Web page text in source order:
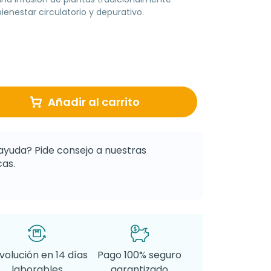
circulatorio y depurativo.
Añadir al carrito
Pide consejo a nuestras
en 14 días
Pago 100% seguro